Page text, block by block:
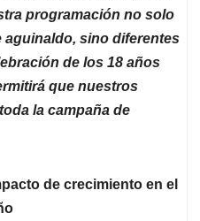
programación no solo
sino diferentes
de los 18 años
que nuestros
la campaña de
de crecimiento en el